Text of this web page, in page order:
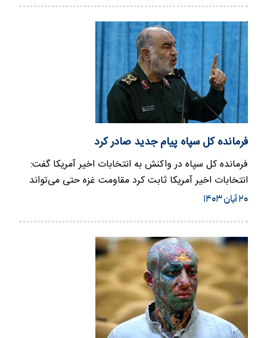
فرمانده کل سپاه پیام جدید صادر کرد
فرمانده کل سپاه در واکنش به انتخابات اخیر آمریکا گفت:
انتخابات اخیر آمریکا ثابت کرد مقاومت غزه حتی می‌تواند
دولت جنگ…
۲۰ آبان ۱۴۰۳